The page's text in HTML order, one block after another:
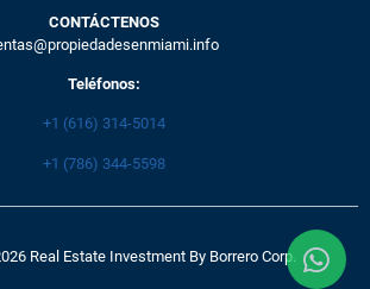
CONTÁCTENOS
Teléfonos:
+1 (616) 314-5014
+1 (786) 344-5598
Real Estate Investment By Borrero Corp.